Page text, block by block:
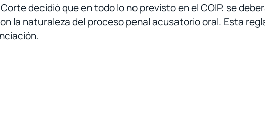
decidió que en todo lo no previsto en el COIP, se
la naturaleza del proceso penal acusatorio oral. Esta